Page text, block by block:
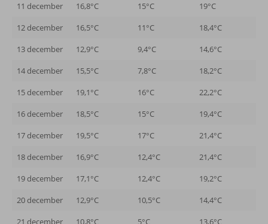
11 december
16,8°C 15°C
19°C
12 december
16,5°C 11°C
18,4°C
13 december
12,9°C 9,4°C
14,6°C
14 december
15,5°C 7,8°C
18,2°C
15 december
19,1°C 16°C
22,2°C
16 december
18,5°C 15°C
19,4°C
17 december
19,5°C 17°C
21,4°C
18 december
16,9°C 12,4°C
21,4°C
19 december
17,1°C 12,4°C
19,2°C
20 december
12,9°C 10,5°C
14,4°C
21 december
10,8°C 5°C 13,6°C